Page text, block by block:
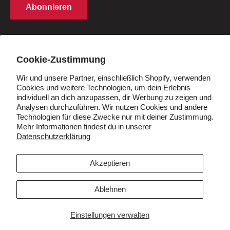
Cookie-Zustimmung
Wir und unsere Partner, einschließlich Shopify, verwenden
Cookies und weitere Technologien, um dein Erlebnis
individuell an dich anzupassen, dir Werbung zu zeigen und
Analysen durchzuführen. Wir nutzen Cookies und andere
Technologien für diese Zwecke nur mit deiner Zustimmung.
Mehr Informationen findest du in unserer
Datenschutzerklärung
Einstellungen verwalten
Akzeptieren
Ablehnen
Cookie -Richtlinie
Studentenrabatt
Abonnieren
Deutschland (EUR €)
Folgen Sie uns
Wir akzeptieren
Unterstützt von Shopify